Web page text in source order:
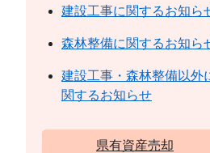
建設工事に関するお知ら
森林整備に関するお知ら
建設工事・森林整備以外
関するお知らせ
県有資産売却